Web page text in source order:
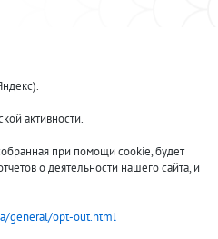
активности.
при помощи cookie, будет
о деятельности нашего сайта, и
general/opt-out.html